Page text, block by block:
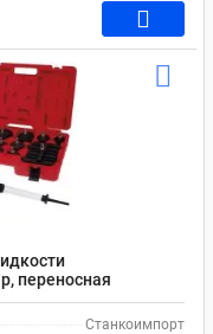
переносная
Станкоимпорт